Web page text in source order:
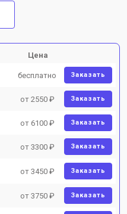
Цена
бесплатно Заказать
от 2550 ₽ Заказать
от 6100 ₽ Заказать
от 3300 ₽ Заказать
от 3450 ₽ Заказать
от 3750 ₽ Заказать